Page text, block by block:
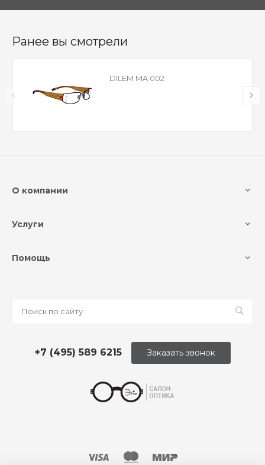
Ранее вы смотрели
DILEM MA 002
О компании
Услуги
Помощь
+7 (495) 589 6215 Заказать звонок